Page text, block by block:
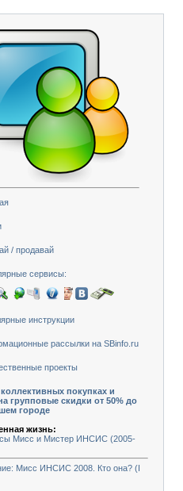
/ продавай
сервисы:
инструкции
рассылки на SBinfo.ru
проекты
покупках и
групповые скидки от 50% до
городе
жизнь:
Мисс и Мистер ИНСИС (2005-
Мисс ИНСИС 2008. Кто она? (I